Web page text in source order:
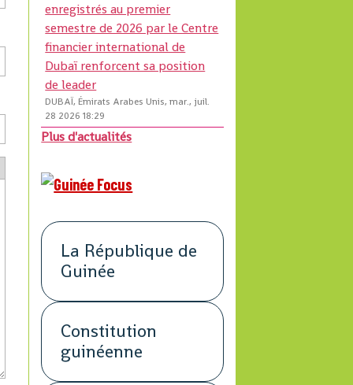
enregistrés au premier
semestre de 2026 par le Centre
financier international de
Dubaï renforcent sa position
de leader
DUBAÏ, Émirats Arabes Unis, mar., juil.
28 2026 18:29
Plus d'actualités
La République de
Guinée
Constitution
guinéenne